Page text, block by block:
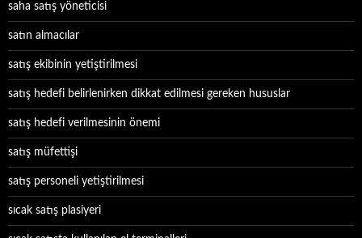
saha satış yöneticisi
satın almacılar
satış ekibinin yetiştirilmesi
satış hedefi belirlenirken dikkat edilmesi gereken hususlar
satış hedefi verilmesinin önemi
satış müfettişi
satış personeli yetiştirilmesi
sıcak satış plasiyeri